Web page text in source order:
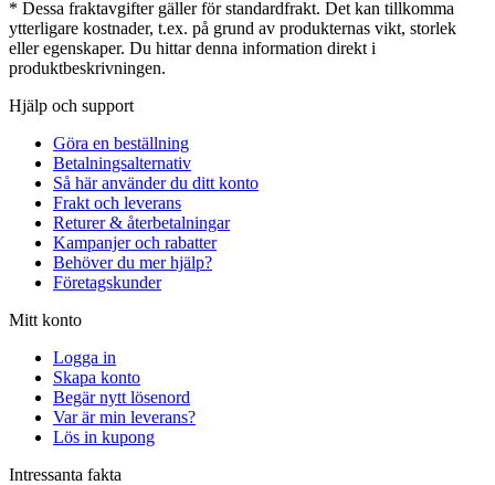
* Dessa fraktavgifter gäller för standardfrakt. Det kan tillkomma
ytterligare kostnader, t.ex. på grund av produkternas vikt, storlek
eller egenskaper. Du hittar denna information direkt i
produktbeskrivningen.
Hjälp och support
Göra en beställning
Betalningsalternativ
Så här använder du ditt konto
Frakt och leverans
Returer & återbetalningar
Kampanjer och rabatter
Behöver du mer hjälp?
Företagskunder
Mitt konto
Logga in
Skapa konto
Begär nytt lösenord
Var är min leverans?
Lös in kupong
Intressanta fakta